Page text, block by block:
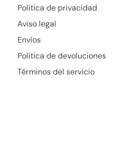
Politica de privacidad
Aviso legal
Envíos
Politica de devoluciones
Términos del servicio